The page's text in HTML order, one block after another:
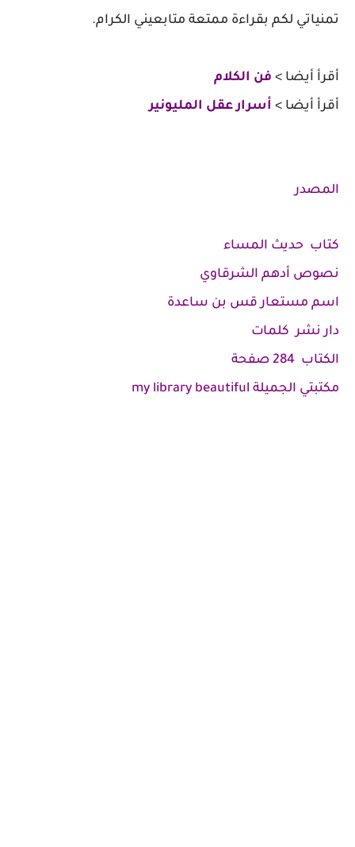
تمنياتي لكم بقراءة ممتعة متابعيني الكرام.
أقرأ أيضا > فن الكلام
أقرأ أيضا > أسرار عقل المليونير
المصدر
كتاب حديث المساء
نصوص أدهم الشرقاوي
اسم مستعار قس بن ساعدة
دار نشر كلمات
الكتاب 284 صفحة
مكتبتي الجميلة my library beautiful